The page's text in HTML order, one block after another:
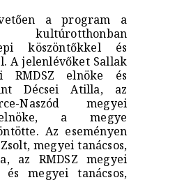
a program a
kultúrotthonban
köszöntőkkel és
A jelenlévőket Sallak
RMDSZ elnöke és
Décsei Atilla, az
Naszód megyei
elnöke, a megye
Az eseményen
megyei tanácsos,
az RMDSZ megyei
megyei tanácsos,